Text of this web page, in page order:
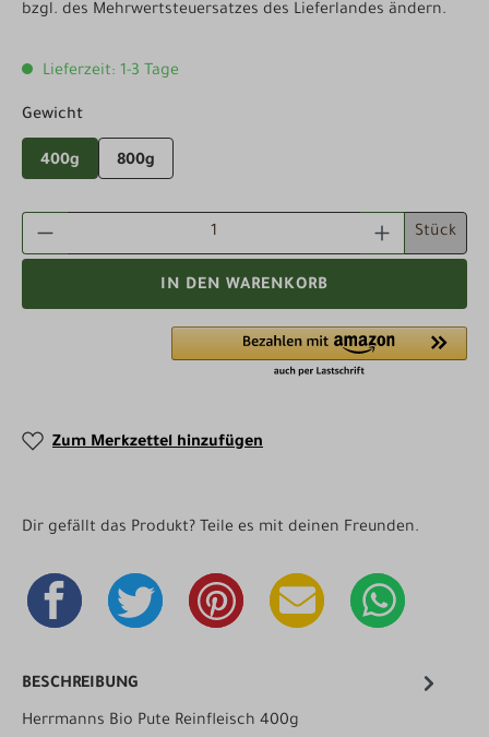
bzgl. des Mehrwertsteuersatzes des Lieferlandes ändern.
Lieferzeit: 1-3 Tage
Gewichtauswählen
400g 800g
PRODUKT ANZAHL: GIB DEN GEWÜNSCHTEN
Stück
IN DEN WARENKORB
Zum Merkzettel hinzufügen
Dir gefällt das Produkt? Teile es mit deinen Freunden.
BESCHREIBUNG
Herrmanns Bio Pute Reinfleisch 400g